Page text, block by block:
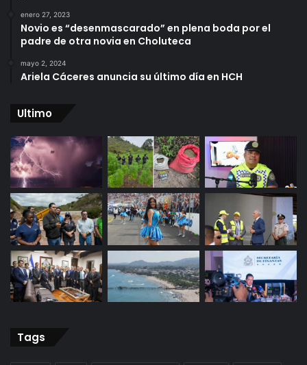
enero 27, 2023
Novio es “desenmascarado” en plena boda por el
padre de otra novia en Choluteca
mayo 2, 2024
Ariela Cáceres anuncia su último día en HCH
Ultimo
Tags